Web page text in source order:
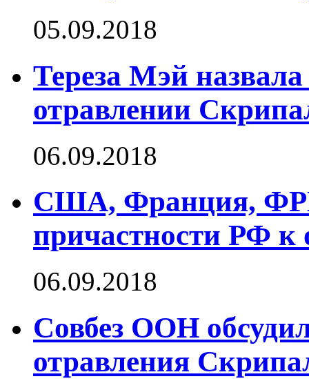
05.09.2018
Тереза Мэй
отравлении
06.09.2018
США, Франция,
причастности РФ
06.09.2018
Совбез ООН
отравления